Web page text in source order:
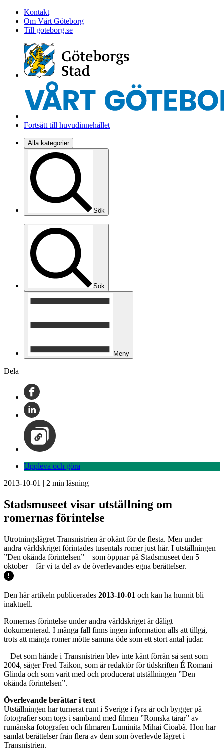
Kontakt
Om Vårt Göteborg
Till goteborg.se
Fortsätt till huvudinnehållet
Alla kategorier
Sök
Sök
Meny
Dela
Uppleva och göra
2013-10-01 | 2 min läsning
Stadsmuseet visar utställning om
romernas förintelse
Utrotningslägret Transnistrien är okänt för de flesta. Men under
andra världskriget förintades tusentals romer just här. I utställningen
”Den okända förintelsen” – som öppnar på Stadsmuseet den 5
oktober – får vi ta del av de överlevandes egna berättelser.
Den här artikeln publicerades 2013-10-01 och kan ha hunnit bli
inaktuell.
Romernas förintelse under andra världskriget är dåligt
dokumenterad. I många fall finns ingen information alls att tillgå,
trots att många romer mötte samma öde som ett stort antal judar.
− Det som hände i Transnistrien blev inte känt förrän så sent som
2004, säger Fred Taikon, som är redaktör för tidskriften É Romani
Glinda och som varit med och producerat utställningen ”Den
okända förintelsen”.
Överlevande berättar i text
Utställningen har turnerat runt i Sverige i fyra år och bygger på
fotografier som togs i samband med filmen ”Romska tårar” av
rumänska fotografen och filmaren Luminita Mihai Cioabã. Hon har
samlat berättelser från flera av dem som överlevde lägret i
Transnistrien.